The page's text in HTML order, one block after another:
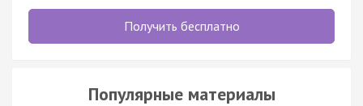
Получить бесплатно
Популярные материалы